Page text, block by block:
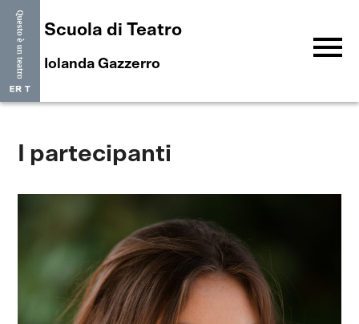
Scuola di Teatro
Iolanda Gazzerro menu
I partecipanti